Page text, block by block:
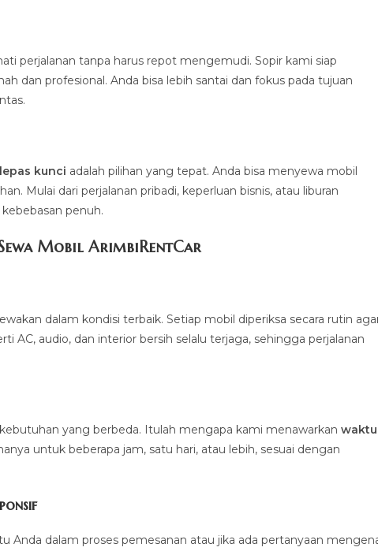
perjalanan tanpa harus repot mengemudi. Sopir kami siap
dan profesional. Anda bisa lebih santai dan fokus pada tujuan
lepas kunci adalah pilihan yang tepat. Anda bisa menyewa mobil
Mulai dari perjalanan pribadi, keperluan bisnis, atau liburan
penuh.
Mobil ArimbiRentCar
dalam kondisi terbaik. Setiap mobil diperiksa secara rutin
AC, audio, dan interior bersih selalu terjaga, sehingga perjalanan
yang berbeda. Itulah mengapa kami menawarkan waktu
untuk beberapa jam, satu hari, atau lebih, sesuai dengan
Anda dalam proses pemesanan atau jika ada pertanyaan